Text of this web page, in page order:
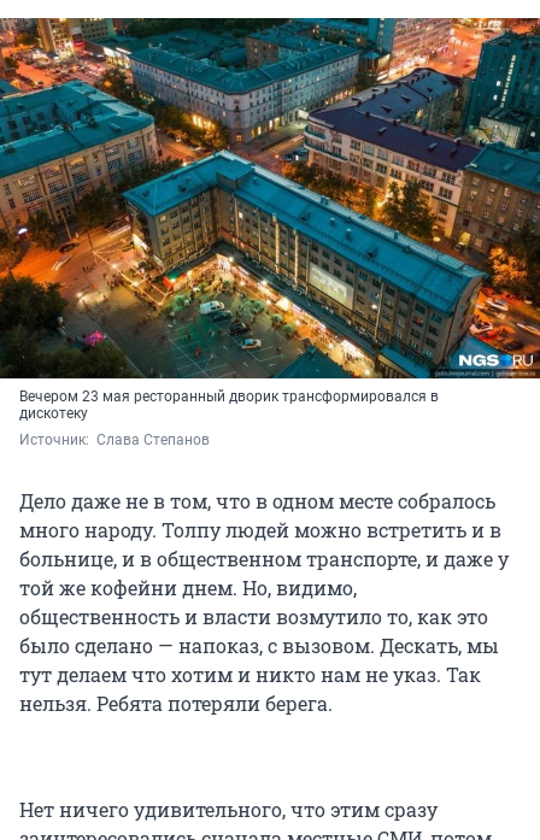
Вечером 23 мая ресторанный дворик трансформировался в
дискотеку
Источник: Слава Степанов
Дело даже не в том, что в одном месте собралось
много народу. Толпу людей можно встретить и в
больнице, и в общественном транспорте, и даже у
той же кофейни днем. Но, видимо,
общественность и власти возмутило то, как это
было сделано — напоказ, с вызовом. Дескать, мы
тут делаем что хотим и никто нам не указ. Так
нельзя. Ребята потеряли берега.
Нет ничего удивительного, что этим сразу